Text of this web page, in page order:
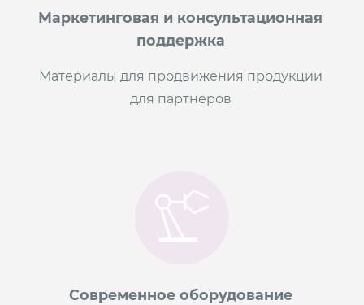
Маркетинговая и консультационная
поддержка
Материалы для продвижения продукции
для партнеров
Современное оборудование